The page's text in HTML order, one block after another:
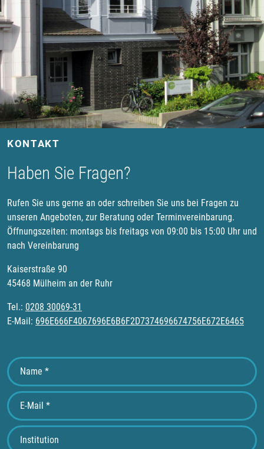
KONTAKT
Haben Sie Fragen?
Rufen Sie uns gerne an oder schreiben Sie uns bei Fragen zu
unseren Angeboten, zur Beratung oder Terminvereinbarung.
Öffnungszeiten: montags bis freitags von 09:00 bis 15:00 Uhr und
nach Vereinbarung
Kaiserstraße 90
45468 Mülheim an der Ruhr
Tel.: 0208 30069-31
E-Mail: 696E666F4067696E6B6F2D7374696674756E672E6465